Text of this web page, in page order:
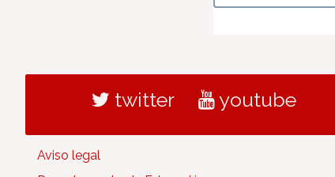
twitter youtube
Aviso legal